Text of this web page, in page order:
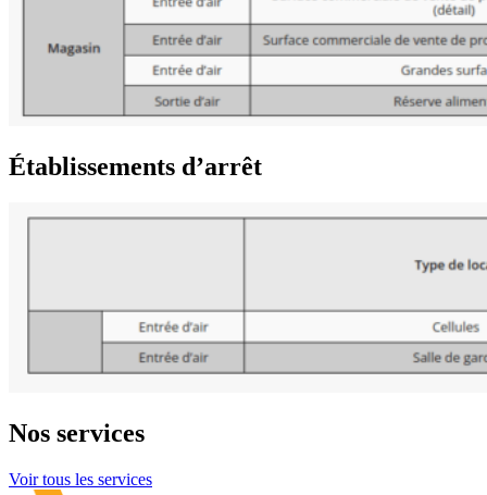
Établissements d’arrêt
Nos services
Voir tous les services